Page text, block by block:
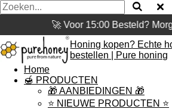
🚀 Voor 15:00 Besteld?
Honing kopen? Echte
bestellen | Pure honing
Home
🍯 PRODUCTEN
🎁 AANBIEDINGEN 🎁
⭐️ NIEUWE PRODUCTEN ⭐️